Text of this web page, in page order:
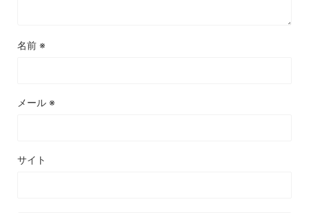
名前 ※
メール ※
サイト